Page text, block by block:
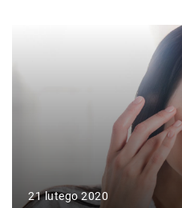
21 lutego 2020